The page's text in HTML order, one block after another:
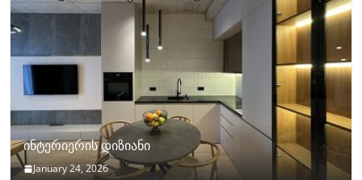
ინტერიერის დიზიანი
January 24, 2026